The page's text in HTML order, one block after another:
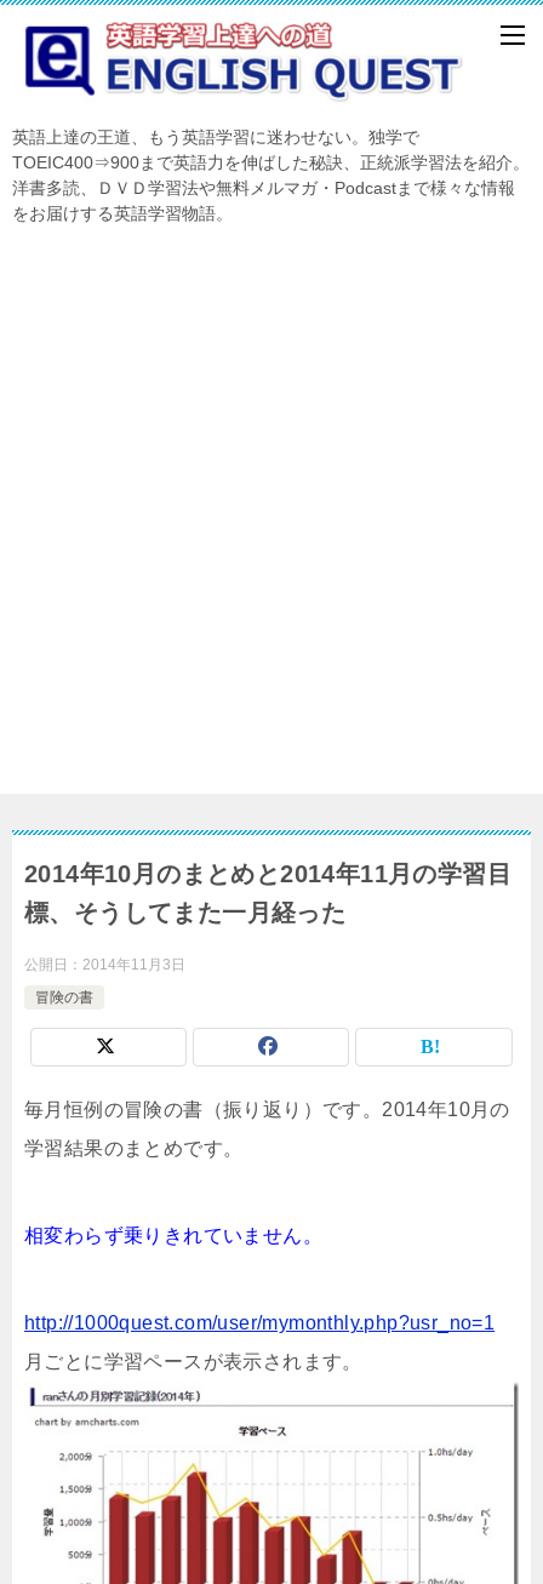
英語上達の王道、もう英語学習に迷わせない。独学で
TOEIC400⇒900まで英語力を伸ばした秘訣、正統派学習法を紹介。
洋書多読、ＤＶＤ学習法や無料メルマガ・Podcastまで様々な情報
をお届けする英語学習物語。
2014年10月のまとめと2014年11月の学習目
標、そうしてまた一月経った
公開日： 2014年11月3日
冒険の書
毎月恒例の冒険の書（振り返り）です。2014年10月の
学習結果のまとめです。
相変わらず乗りきれていません。
http://1000quest.com/user/mymonthly.php?usr_no=1
月ごとに学習ペースが表示されます。